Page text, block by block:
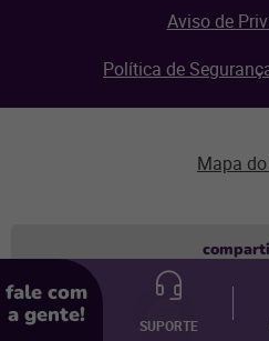
fale com
a gente!
SUPORTE
Aviso de
Política de
© Linx
Todos os direitos
Mapa